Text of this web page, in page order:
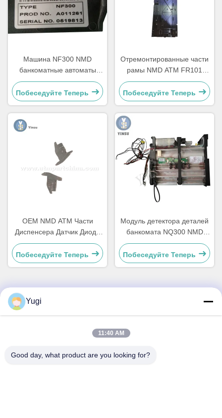
Машина NF300 NMD
банкоматные автоматы
Части Заметка питатель
A011261 Для киоска
игровой машины
Побеседуйте Теперь
Отремонтированные части
рамы NMD ATM FR101
Правая слава Delarue
Talaris A006322
Побеседуйте Теперь
OEM NMD ATM Части
Диспенсера Датчик Диода
A001486
Побеседуйте Теперь
Модуль детектора деталей
банкомата NQ300 NMD
A011263 для банковского
оборудования
Побеседуйте Теперь
Быстрый контакт
Xingye EastRoad, промышленный парк сообщества
Yugi
11:40 AM
Good day, what product are you looking for?